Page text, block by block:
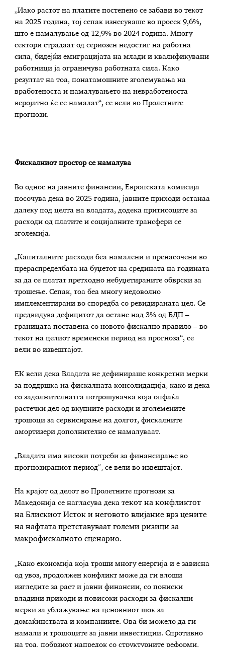
„Иако растот на платите постепено се забави во текот
на 2025 година, тој сепак изнесуваше во просек 9,6%,
што е намалување од 12,9% во 2024 година. Многу
сектори страдаат од сериозен недостиг на работна
сила, бидејќи емиграцијата на млади и квалификувани
работници ја ограничува работната сила. Како
резултат на тоа, понатамошните зголемувања на
вработеноста и намалувањето на невработеноста
веројатно ќе се намалат“, се вели во Пролетните
прогнози.
Фискалниот простор се намалува
Во однос на јавните финансии, Европската комисија
посочува дека во 2025 година, јавните приходи останаа
далеку под целта на владата, додека притисоците за
расходи од платите и социјалните трансфери се
зголемија.
„Капиталните расходи беа намалени и пренасочени во
прераспределбата на буџетот на средината на годината
за да се платат претходно небуџетираните обврски за
трошење. Сепак, тоа беа многу недоволно
имплементирани во споредба со ревидираната цел. Се
предвидува дефицитот да остане над 3% од БДП –
границата поставена со новото фискално правило – во
текот на целиот временски период на прогноза“, се
вели во извештајот.
ЕК вели дека Владата не дефинираше конкретни мерки
за поддршка на фискалната консолидација, како и дека
со задолжителнатга потрошувачка која опфаќа
растечки дел од вкупните расходи и зголемените
трошоци за сервисирање на долгот, фискалните
амортизери дополнително се намалуваат.
„Владата има високи потреби за финансирање во
прогнозираниот период“, се вели во извештајот.
На крајот од делот во Пролетните прогнози за
Македонија се нагласува дека текот на конфликтот
на Блискиот Исток и неговото влијание врз цените
на нафтата претставуваат големи ризици за
макрофискалното сценарио.
„Како економија која троши многу енергија и е зависна
од увоз, продолжен конфликт може да ги влоши
изгледите за раст и јавни финансии, со пониски
владини приходи и повисоки расходи за фискални
мерки за ублажување на ценовниот шок за
домаќинствата и компаниите. Ова би можело да ги
намали и трошоците за јавни инвестиции. Спротивно
на тоа, побрзиот напредок со структурните реформи,